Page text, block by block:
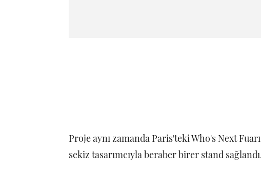
Proje aynı zamanda Paris'teki Who's Next
sekiz tasarımcıyla beraber birer stand